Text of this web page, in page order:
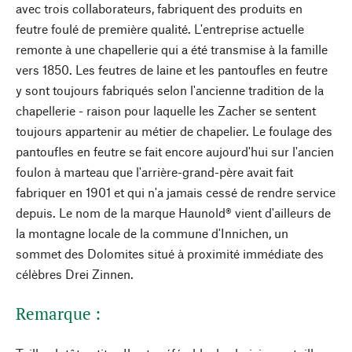
avec trois collaborateurs, fabriquent des produits en
feutre foulé de première qualité. L'entreprise actuelle
remonte à une chapellerie qui a été transmise à la famille
vers 1850. Les feutres de laine et les pantoufles en feutre
y sont toujours fabriqués selon l'ancienne tradition de la
chapellerie - raison pour laquelle les Zacher se sentent
toujours appartenir au métier de chapelier. Le foulage des
pantoufles en feutre se fait encore aujourd'hui sur l'ancien
foulon à marteau que l'arrière-grand-père avait fait
fabriquer en 1901 et qui n'a jamais cessé de rendre service
depuis. Le nom de la marque Haunold® vient d'ailleurs de
la montagne locale de la commune d'Innichen, un
sommet des Dolomites situé à proximité immédiate des
célèbres Drei Zinnen.
Remarque :